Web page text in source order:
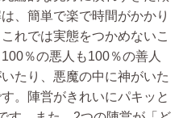
、簡単で楽で時間がかかり
れでは実態をつかめないこ
％の悪人も100％の善人
たり、悪魔の中に神がいた
。陣営がきれいにパキッと